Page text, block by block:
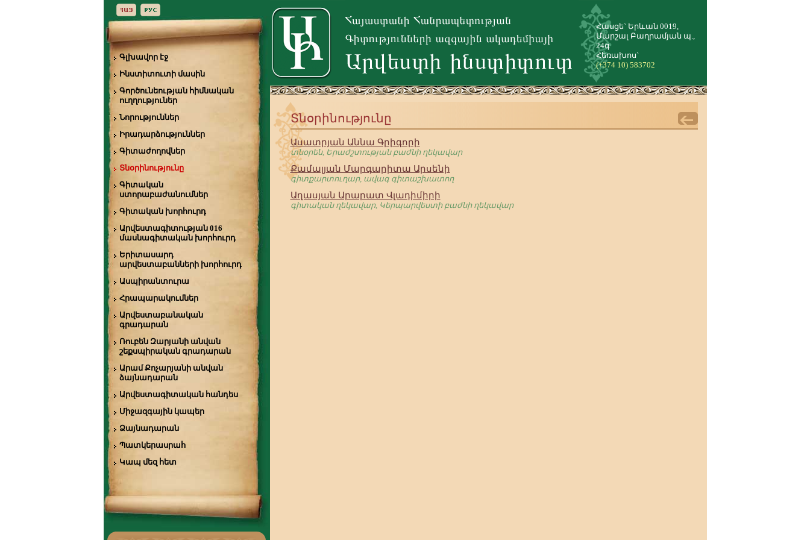
Գլխավոր էջ
Ինստիտուտի մասին
Գործունեության հիմնական
ուղղություներ
Նորություններ
Իրադարձություններ
Գիտաժողովներ
Տնօրինությունը
Գիտական
ստորաբաժանումներ
Գիտական խորհուրդ
Արվեստագիտության 016
մասնագիտական խորհուրդ
Երիտասարդ
արվեստաբանների խորհուրդ
Ասպիրանտուրա
Հրապարակումներ
Արվեստաբանական
գրադարան
Ռուբեն Զարյանի անվան
շեքսպիրական գրադարան
Արամ Քոչարյանի անվան
ձայնադարան
Արվեստագիտական հանդես
Միջազգային կապեր
Ձայնադարան
Պատկերասրահ
Կապ մեզ հետ
Հասցե` Երևան 0019,
Մարշալ Բաղրամյան պ.,
24գ
Հեռախոս`
(+374 10) 583702
Տնօրինությունը
Ասատրյան Աննա Գրիգորի
տնօրեն, Երաժշտության բաժնի ղեկավար
Քամալյան Մարգարիտա Արսենի
գիտքարտուղար, ավագ գիտաշխատող
Աղասյան Արարատ Վլադիմիրի
գիտական ղեկավար, Կերպարվեստի բաժնի ղեկավար